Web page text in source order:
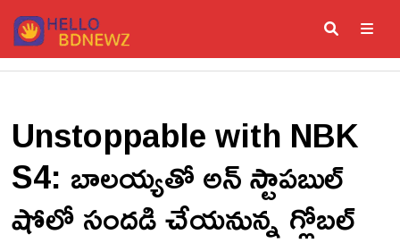
Skip
to
content
Unstoppable with NBK
S4: బాలయ్యతో అన్ స్టాపబుల్
షోలో సందడి చేయనున్న గ్లోబల్